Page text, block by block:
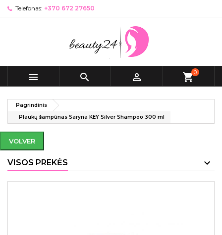
Telefonas: +370 672 27650
   shopping_cart0
Pagrindinis
Plaukų šampūnas Saryna KEY Silver Shampoo 300 ml
VOLVER
VISOS PREKĖS